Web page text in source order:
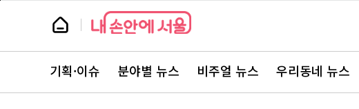
본
뉴
스
뉴
스
주
서
기획·이슈 분야별 뉴스 비주얼 뉴스 우리동네 뉴스
페